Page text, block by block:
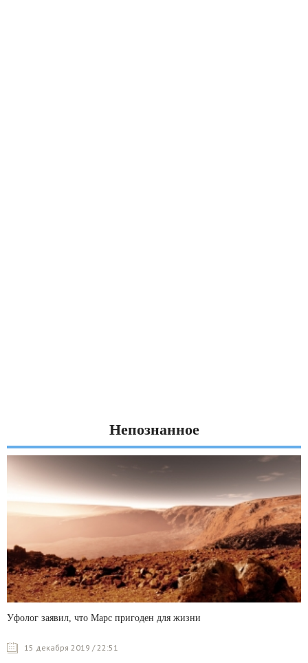
Непознанное
Уфолог заявил, что Марс пригоден для жизни
15 декабря 2019 / 22:51